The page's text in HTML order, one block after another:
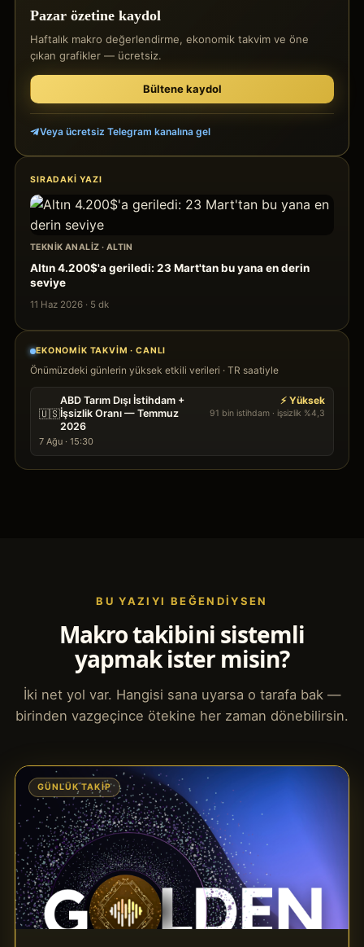
Pazar özetine kaydol
Haftalık makro değerlendirme, ekonomik takvim ve öne
çıkan grafikler — ücretsiz.
Bültene kaydol
Veya ücretsiz Telegram kanalına gel
SIRADAKI YAZI
TEKNIK ANALIZ · ALTIN
Altın 4.200$'a geriledi: 23 Mart'tan bu yana en derin
seviye
11 Haz 2026 · 5 dk
EKONOMIK TAKVIM · CANLI
Önümüzdeki günlerin yüksek etkili verileri · TR saatiyle
🇺🇸
ABD Tarım Dışı İstihdam +
İşsizlik Oranı — Temmuz
2026
7 Ağu · 15:30
⚡ Yüksek
91 bin istihdam · işsizlik %4,3
BU YAZIYI BEĞENDIYSEN
Makro takibini sistemli
yapmak ister misin?
İki net yol var. Hangisi sana uyarsa o tarafa bak —
birinden vazgeçince ötekine her zaman dönebilirsin.
GÜNLÜK TAKIP